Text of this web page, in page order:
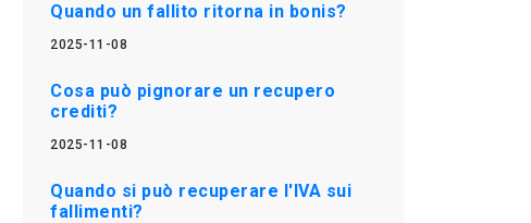
Quando un fallito ritorna in bonis?
2025-11-08
Cosa può pignorare un recupero
crediti?
2025-11-08
Quando si può recuperare l'IVA sui
fallimenti?